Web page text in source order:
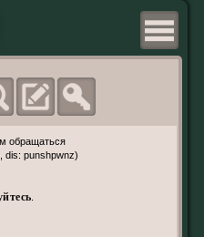
обращаться
dis: punshpwnz)